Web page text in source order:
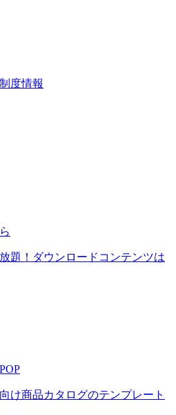
度情報
題！ダウンロードコンテンツは
け商品カタログのテンプレート